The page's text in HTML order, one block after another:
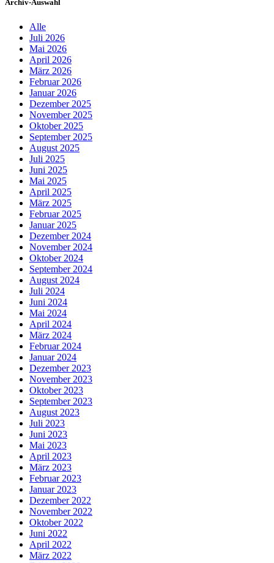
Archiv-Auswahl
Alle
Juli 2026
Mai 2026
April 2026
März 2026
Februar 2026
Januar 2026
Dezember 2025
November 2025
Oktober 2025
September 2025
August 2025
Juli 2025
Juni 2025
Mai 2025
April 2025
März 2025
Februar 2025
Januar 2025
Dezember 2024
November 2024
Oktober 2024
September 2024
August 2024
Juli 2024
Juni 2024
Mai 2024
April 2024
März 2024
Februar 2024
Januar 2024
Dezember 2023
November 2023
Oktober 2023
September 2023
August 2023
Juli 2023
Juni 2023
Mai 2023
April 2023
März 2023
Februar 2023
Januar 2023
Dezember 2022
November 2022
Oktober 2022
Juni 2022
April 2022
März 2022